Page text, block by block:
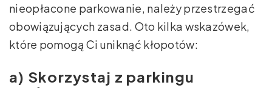
nieopłacone parkowanie, należy przestrzegać
obowiązujących zasad. Oto kilka wskazówek,
które pomogą Ci uniknąć kłopotów:
a) Skorzystaj z parkingu